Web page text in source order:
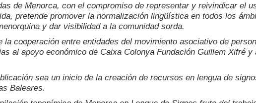
de Menorca, con el compromiso de representar y reivindicar el
pretende promover la normalización lingüística en todos los
y dar visibilidad a la comunidad sorda.
la cooperación entre entidades del movimiento asociativo de
al apoyo económico de Caixa Colonya Fundación Guillem Xifré
sea un inicio de la creación de recursos en lengua de
Baleares.